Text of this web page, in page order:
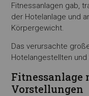
Fitnessanlagen gab,
der Hotelanlage und
Körpergewicht.
Das verursachte
Hotelangestellten
Fitnessanlage
Vorstellungen